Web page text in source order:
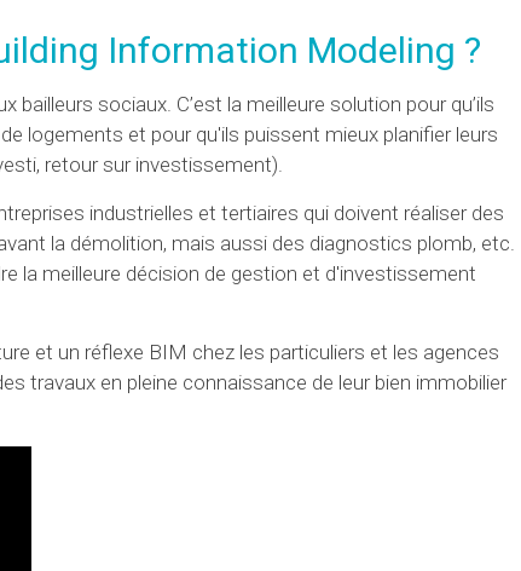
Information Modeling ?
sociaux. C’est la meilleure solution pour qu’ils
logements et pour qu'ils puissent mieux planifier leurs
retour sur investissement).
industrielles et tertiaires qui doivent réaliser des
la démolition, mais aussi des diagnostics plomb, etc.
la meilleure décision de gestion et d'investissement
et un réflexe BIM chez les particuliers et les agences
travaux en pleine connaissance de leur bien immobilier